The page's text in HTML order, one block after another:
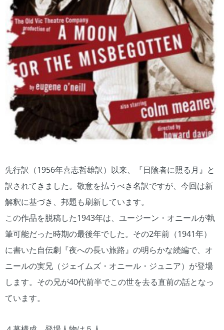
先行訳（1956年喜志哲雄訳）以来、『日陰者に照る月』と
訳されてきました。敬意を払うべき名訳ですが、今回は新
解釈に基づき、邦題も刷新しています。
この作品を脱稿した1943年は、ユージーン・オニールが執
筆可能だった時期の最後年でした。その2年前（1941年）
に書いた自伝劇『夜への長い旅路』の明らかな続編で、オ
ニールの実兄（ジェイムズ・オニール・ジュニア）が登場
します。その兄が40代前半でこの世を去る直前の話となっ
ています。